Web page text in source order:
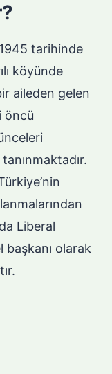
tarihinde
köyünde
aileden gelen
öncü
Liberal
başkanı olarak